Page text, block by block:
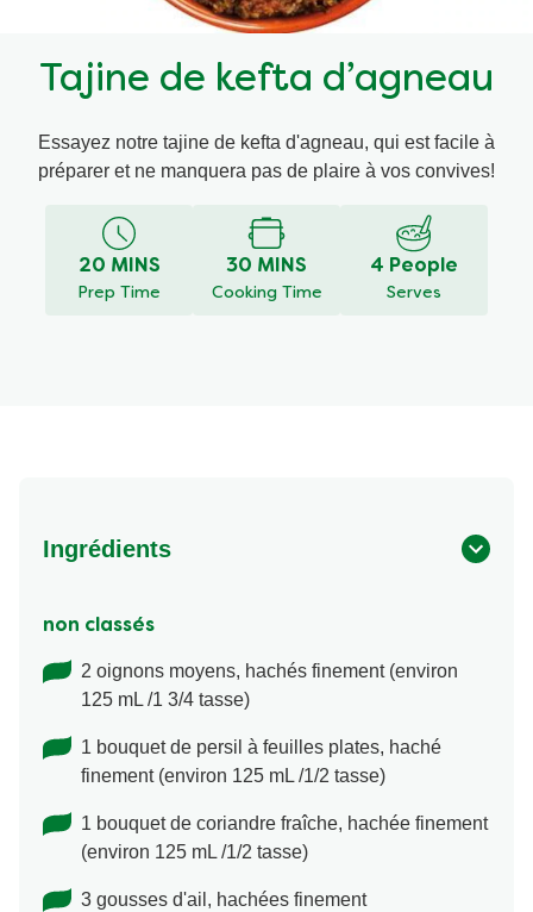
Recettes par Type de Plat
Tajine de kefta d’agneau
Essayez notre tajine de kefta d'agneau, qui est facile à
préparer et ne manquera pas de plaire à vos convives!
20 MINS
Prep Time
30 MINS
Cooking Time
4 People
Serves
Ingrédients
non classés
2 oignons moyens, hachés finement (environ
125 mL /1 3/4 tasse)
1 bouquet de persil à feuilles plates, haché
finement (environ 125 mL /1/2 tasse)
1 bouquet de coriandre fraîche, hachée finement
(environ 125 mL /1/2 tasse)
3 gousses d'ail, hachées finement